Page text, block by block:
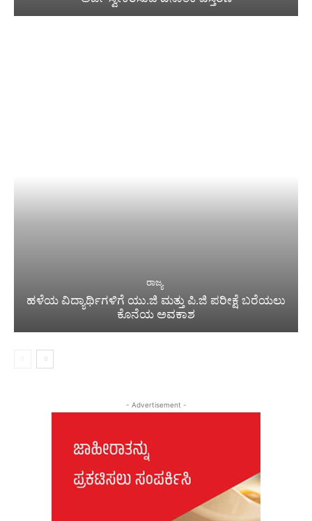
ರಾಜ್ಯ
ಹಳೆಯ ವಿದ್ಯಾರ್ಥಿಗಳಿಗೆ ಯು.ಜಿ ಮತ್ತು ಪಿ.ಜಿ ಪರೀಕ್ಷೆ ಬರೆಯಲು
ಕೊನೆಯ ಅವಕಾಶ
- Advertisement -